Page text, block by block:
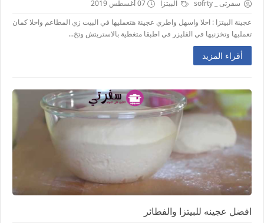
سفرتى _ sofrty البيتزا
07 أغسطس 2019
عجينة البيتزا : احلا واسهل واطري عجينة هتعمليها في البيت زي المطاعم واحلا كمان
تعمليها وتخزنيها في الفليزر في اطبقا متغطية بالاستريتش وتخ...
أقراء المزيد
افضل عجينه للبيتزا والفطائر